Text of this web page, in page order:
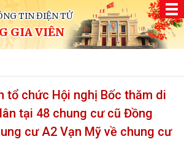
TIN ĐIỆN TỬ
GIA VIÊN
tổ chức Hội nghị Bốc thăm di
tại 48 chung cư cũ Đồng
cư A2 Vạn Mỹ về chung cư